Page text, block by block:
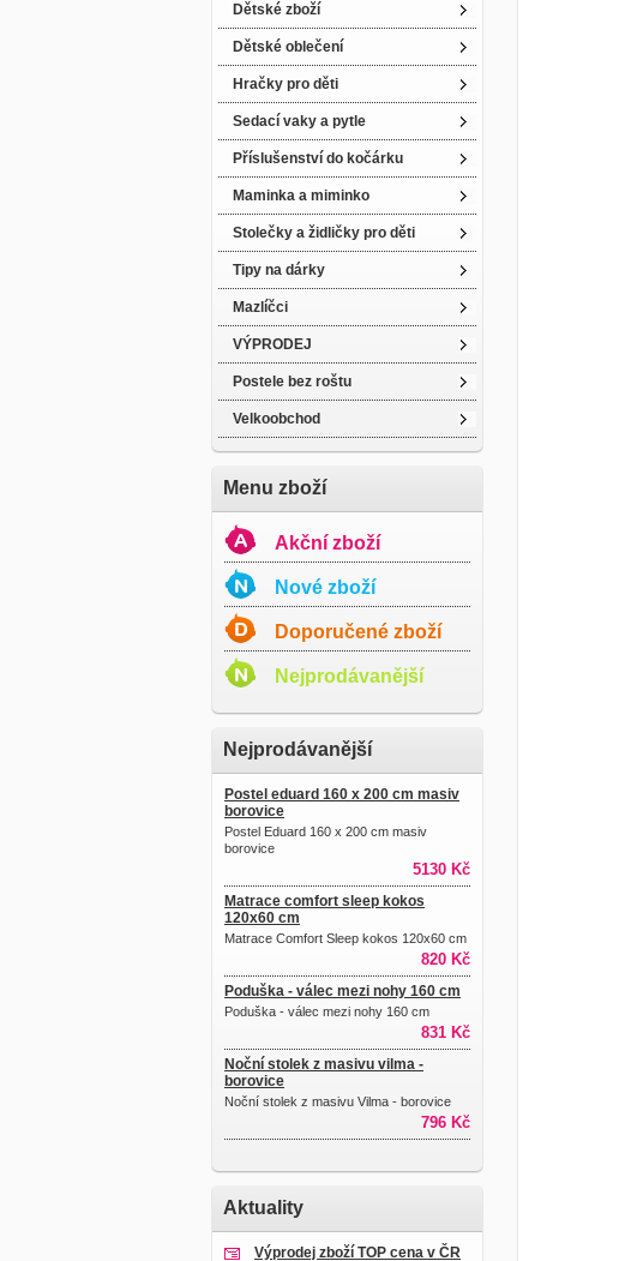
Dětské zboží
Dětské oblečení
Hračky pro děti
Sedací vaky a pytle
Příslušenství do kočárku
Maminka a miminko
Stolečky a židličky pro děti
Tipy na dárky
Mazlíčci
VÝPRODEJ
Postele bez roštu
Velkoobchod
Menu zboží
Akční zboží
Nové zboží
Doporučené zboží
Nejprodávanější
Nejprodávanější
Postel eduard 160 x 200 cm masiv
borovice
Postel Eduard 160 x 200 cm masiv
borovice
5130 Kč
Matrace comfort sleep kokos
120x60 cm
Matrace Comfort Sleep kokos 120x60 cm
820 Kč
Poduška - válec mezi nohy 160 cm
Poduška - válec mezi nohy 160 cm
831 Kč
Noční stolek z masivu vilma -
borovice
Noční stolek z masivu Vilma - borovice
796 Kč
Aktuality
Výprodej zboží TOP cena v ČR